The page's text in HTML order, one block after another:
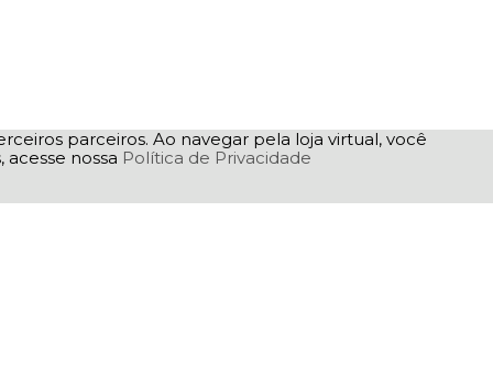
parceiros. Ao navegar pela loja virtual, você
nossa Política de Privacidade